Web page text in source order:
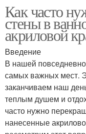
Как часто
стены в
акриловой
Введение
В нашей
самых важных мест.
заканчиваем наш
теплым душем и
часто нужно
нанесенные